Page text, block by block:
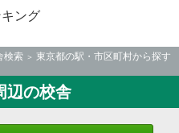
ング
検索
東京都の駅・市区町村から探す
辺の校舎